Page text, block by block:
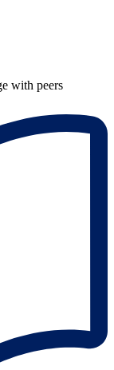
with peers